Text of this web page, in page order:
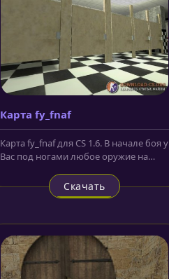
Карта fy_fnaf
Карта fy_fnaf для CS 1.6. В начале боя у
Вас под ногами любое оружие на
Скачать